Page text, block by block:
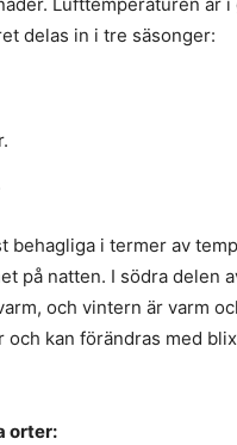
delas in i tre säsonger:
behagliga i termer av
på natten. I södra delen
och vintern är varm
kan förändras med
orter: